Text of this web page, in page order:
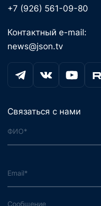
+7 (926) 561-09-80
Контактный e-mail:
news@json.tv
Связаться с нами